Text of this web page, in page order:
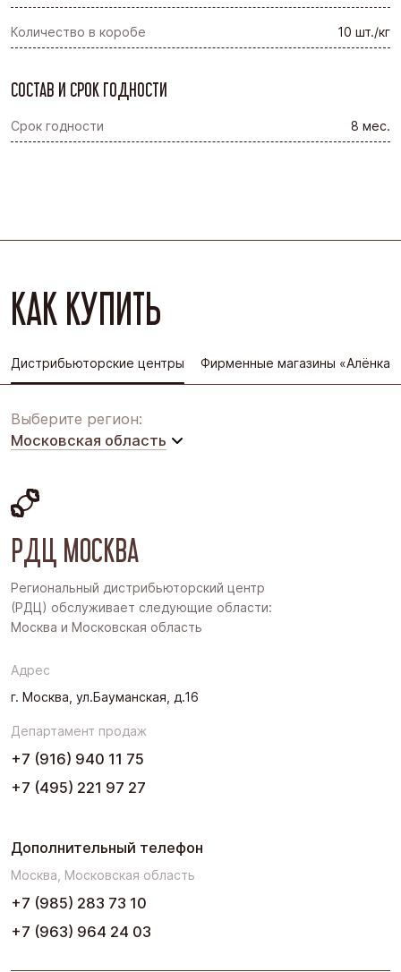
Количество в коробе 10 шт./кг
СОСТАВ И СРОК ГОДНОСТИ
Срок годности 8 мес.
КАК КУПИТЬ
Дистрибьюторские центры Фирменные магазины «Алёнка»
Выберите регион:
Московская область
Восточная Сибирь
Дальний Восток
Поволжье
Урал
РДЦ МОСКВА
Региональный дистрибьюторский центр
(РДЦ) обслуживает следующие области:
Москва и Московская область
Адрес
г. Москва, ул.Бауманская, д.16
Департамент продаж
+7 (916) 940 11 75
+7 (495) 221 97 27
Дополнительный телефон
Москва, Московская область
+7 (985) 283 73 10
+7 (963) 964 24 03